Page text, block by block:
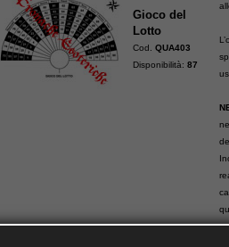
Gioco del
Lotto
Cod.QUA403
Disponibilità:87